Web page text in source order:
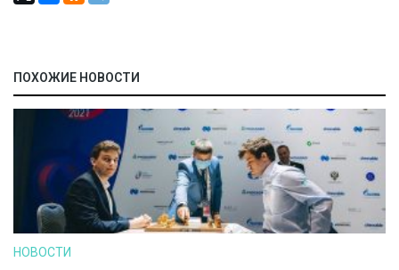
ПОХОЖИЕ НОВОСТИ
НОВОСТИ